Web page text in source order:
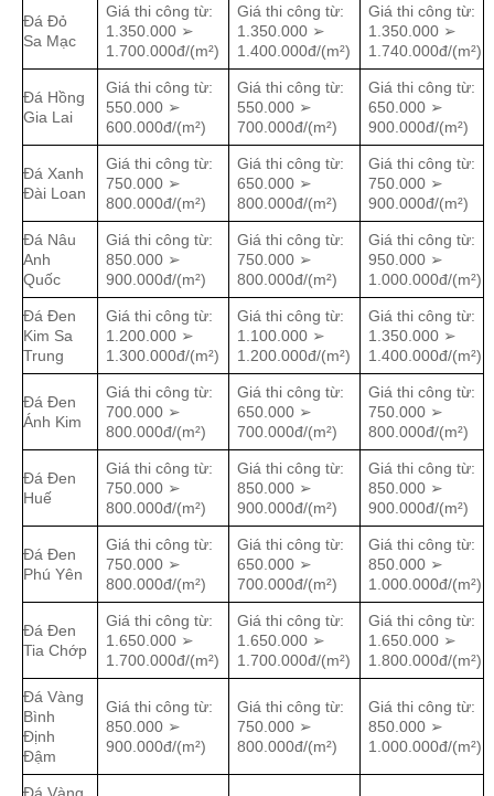
Đá Đỏ
Sa Mạc
Giá thi công từ:
1.350.000 ➢
1.700.000đ/(m²)
Giá thi công từ:
1.350.000 ➢
1.400.000đ/(m²)
Giá thi công từ:
1.350.000 ➢
1.740.000đ/(m²)
Đá Hồng
Gia Lai
Giá thi công từ:
550.000 ➢
600.000đ/(m²)
Giá thi công từ:
550.000 ➢
700.000đ/(m²)
Giá thi công từ:
650.000 ➢
900.000đ/(m²)
Đá Xanh
Đài Loan
Giá thi công từ:
750.000 ➢
800.000đ/(m²)
Giá thi công từ:
650.000 ➢
800.000đ/(m²)
Giá thi công từ:
750.000 ➢
900.000đ/(m²)
Đá Nâu
Anh
Quốc
Giá thi công từ:
850.000 ➢
900.000đ/(m²)
Giá thi công từ:
750.000 ➢
800.000đ/(m²)
Giá thi công từ:
950.000 ➢
1.000.000đ/(m²)
Đá Đen
Kim Sa
Trung
Giá thi công từ:
1.200.000 ➢
1.300.000đ/(m²)
Giá thi công từ:
1.100.000 ➢
1.200.000đ/(m²)
Giá thi công từ:
1.350.000 ➢
1.400.000đ/(m²)
Đá Đen
Ánh Kim
Giá thi công từ:
700.000 ➢
800.000đ/(m²)
Giá thi công từ:
650.000 ➢
700.000đ/(m²)
Giá thi công từ:
750.000 ➢
800.000đ/(m²)
Đá Đen
Huế
Giá thi công từ:
750.000 ➢
800.000đ/(m²)
Giá thi công từ:
850.000 ➢
900.000đ/(m²)
Giá thi công từ:
850.000 ➢
900.000đ/(m²)
Đá Đen
Phú Yên
Giá thi công từ:
750.000 ➢
800.000đ/(m²)
Giá thi công từ:
650.000 ➢
700.000đ/(m²)
Giá thi công từ:
850.000 ➢
1.000.000đ/(m²)
Đá Đen
Tia Chớp
Giá thi công từ:
1.650.000 ➢
1.700.000đ/(m²)
Giá thi công từ:
1.650.000 ➢
1.700.000đ/(m²)
Giá thi công từ:
1.650.000 ➢
1.800.000đ/(m²)
Đá Vàng
Bình
Định
Đậm
Giá thi công từ:
850.000 ➢
900.000đ/(m²)
Giá thi công từ:
750.000 ➢
800.000đ/(m²)
Giá thi công từ:
850.000 ➢
1.000.000đ/(m²)
Đá Vàng